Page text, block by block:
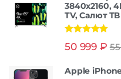
3840x2160,
TV, Салют ТВ
из 5
50 999 ₽
Apple